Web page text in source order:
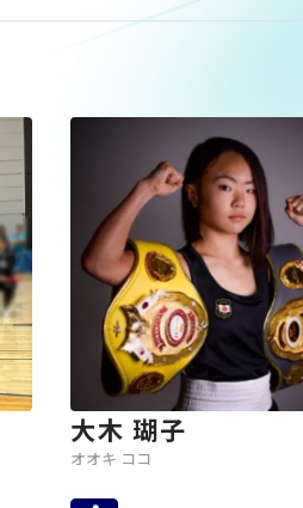
大木 瑚子
オオキ ココ